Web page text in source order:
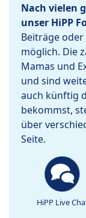
Nach vielen
unser HiPP
Beiträge
möglich. Die
Mamas und
und sind
auch künftig
bekommst,
über
Seite.
HiPP Live